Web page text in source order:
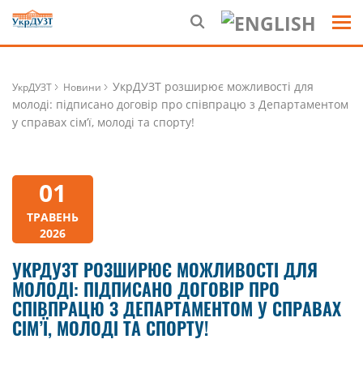
УкрДУЗТ Новини
УкрДУЗТ розширює можливості для
молоді: підписано договір про співпрацю з Департаментом
у справах сім’ї, молоді та спорту!
01
ТРАВЕНЬ
2026
УКРДУЗТ РОЗШИРЮЄ МОЖЛИВОСТІ ДЛЯ
МОЛОДІ: ПІДПИСАНО ДОГОВІР ПРО
СПІВПРАЦЮ З ДЕПАРТАМЕНТОМ У СПРАВАХ
СІМ’Ї, МОЛОДІ ТА СПОРТУ!